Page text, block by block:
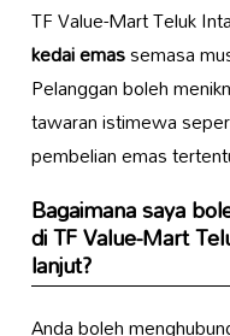
TF Value-Mart Teluk
kedai emassemasa
Pelanggan boleh
tawaran istimewa
pembelian emas
Bagaimana saya
di TF Value-Mart
lanjut?
Anda boleh